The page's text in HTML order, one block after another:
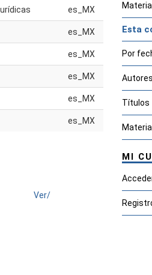
es_MX
es_MX
es_MX
es_MX
es_MX
es_MX
Ver/
Esta
Por
Autores
Títulos
MI